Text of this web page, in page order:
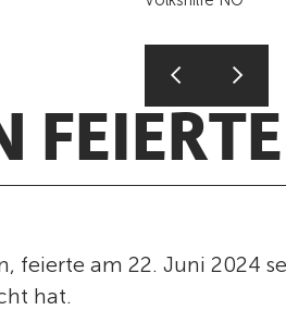
feierte am 22. Juni 2024
hat.